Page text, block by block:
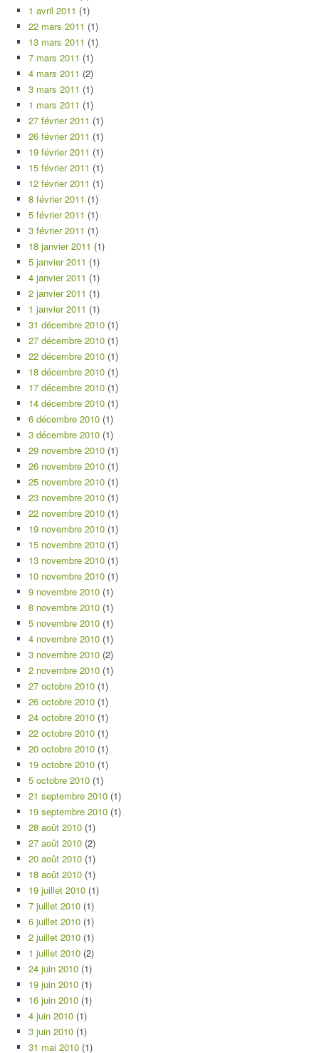
1 avril 2011 (1)
22 mars 2011 (1)
13 mars 2011 (1)
7 mars 2011 (1)
4 mars 2011 (2)
3 mars 2011 (1)
1 mars 2011 (1)
27 février 2011 (1)
26 février 2011 (1)
19 février 2011 (1)
15 février 2011 (1)
12 février 2011 (1)
8 février 2011 (1)
5 février 2011 (1)
3 février 2011 (1)
18 janvier 2011 (1)
5 janvier 2011 (1)
4 janvier 2011 (1)
2 janvier 2011 (1)
1 janvier 2011 (1)
31 décembre 2010 (1)
27 décembre 2010 (1)
22 décembre 2010 (1)
18 décembre 2010 (1)
17 décembre 2010 (1)
14 décembre 2010 (1)
6 décembre 2010 (1)
3 décembre 2010 (1)
29 novembre 2010 (1)
26 novembre 2010 (1)
25 novembre 2010 (1)
23 novembre 2010 (1)
22 novembre 2010 (1)
19 novembre 2010 (1)
15 novembre 2010 (1)
13 novembre 2010 (1)
10 novembre 2010 (1)
9 novembre 2010 (1)
8 novembre 2010 (1)
5 novembre 2010 (1)
4 novembre 2010 (1)
3 novembre 2010 (2)
2 novembre 2010 (1)
27 octobre 2010 (1)
26 octobre 2010 (1)
24 octobre 2010 (1)
22 octobre 2010 (1)
20 octobre 2010 (1)
19 octobre 2010 (1)
5 octobre 2010 (1)
21 septembre 2010 (1)
19 septembre 2010 (1)
28 août 2010 (1)
27 août 2010 (2)
20 août 2010 (1)
18 août 2010 (1)
19 juillet 2010 (1)
7 juillet 2010 (1)
6 juillet 2010 (1)
2 juillet 2010 (1)
1 juillet 2010 (2)
24 juin 2010 (1)
19 juin 2010 (1)
16 juin 2010 (1)
4 juin 2010 (1)
3 juin 2010 (1)
31 mai 2010 (1)